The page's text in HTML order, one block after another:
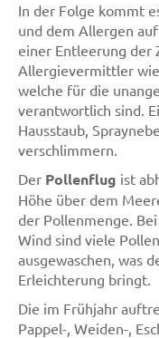
In der Folge kommt
und dem Allergen
einer Entleerung der
Allergievermittler
welche für die
verantwortlich sind.
Hausstaub,
verschlimmern.
Der Pollenflug ist
Höhe über dem
der Pollenmenge.
Wind sind viele
ausgewaschen, was
Erleichterung bringt.
Die im Frühjahr
Pappel-, Weiden-,